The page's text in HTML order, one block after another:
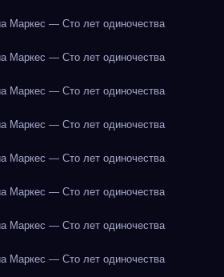
Маркес — Сто лет одиночества
Маркес — Сто лет одиночества
Маркес — Сто лет одиночества
Маркес — Сто лет одиночества
Маркес — Сто лет одиночества
Маркес — Сто лет одиночества
Маркес — Сто лет одиночества
Маркес — Сто лет одиночества